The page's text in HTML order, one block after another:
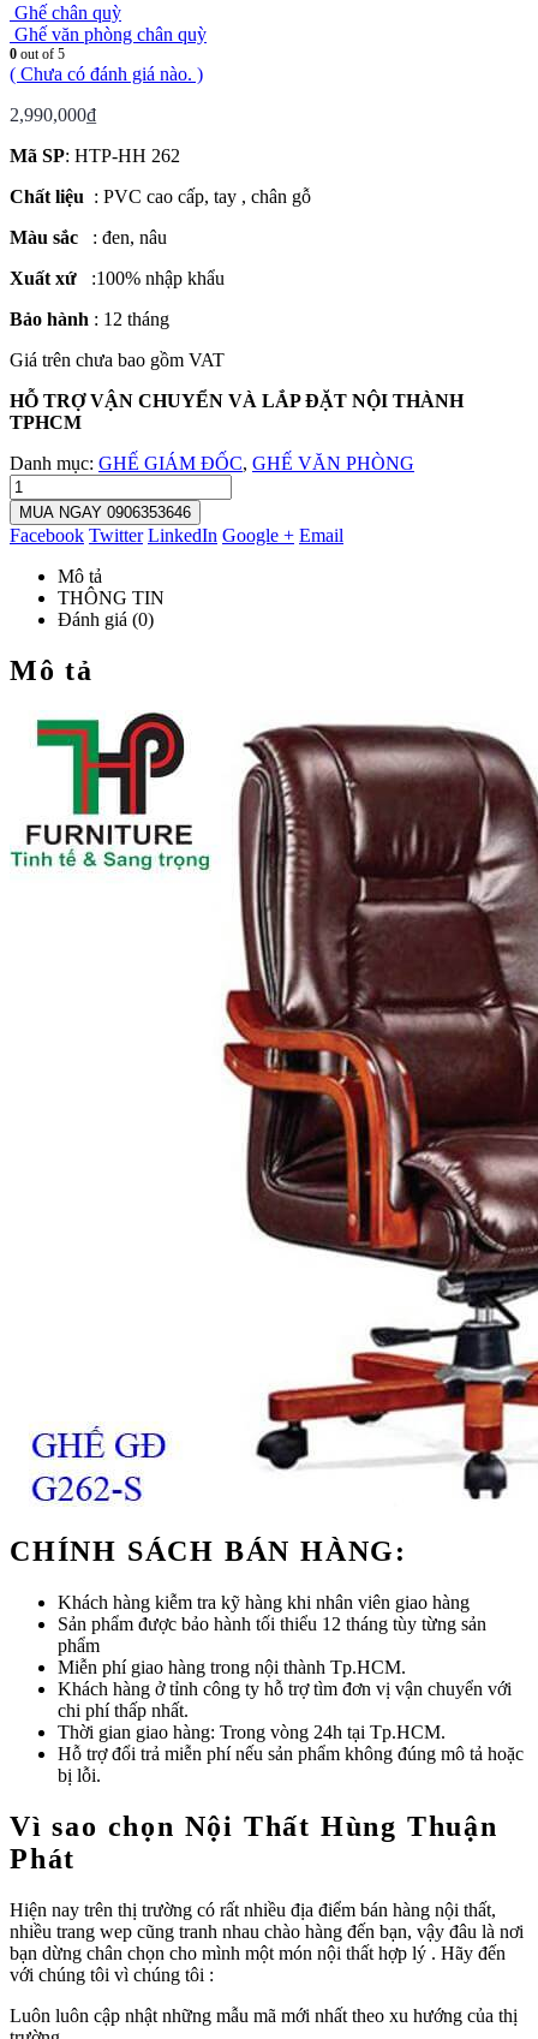
Ghế chân quỳ
Ghế văn phòng chân quỳ
0 out of 5
( Chưa có đánh giá nào. )
2,990,000₫
Mã SP: HTP-HH 262
Chất liệu : PVC cao cấp, tay , chân gỗ
Màu sắc
: đen, nâu
Xuất xứ
:100% nhập khẩu
Bảo hành : 12 tháng
Giá trên chưa bao gồm VAT
HỖ TRỢ VẬN CHUYỂN VÀ LẮP ĐẶT NỘI THÀNH
TPHCM
Danh mục: GHẾ GIÁM ĐỐC, GHẾ VĂN PHÒNG
MUA NGAY 0906353646
Facebook Twitter LinkedIn Google + Email
Mô tả
THÔNG TIN
Đánh giá (0)
Mô tả
CHÍNH SÁCH BÁN HÀNG:
Khách hàng kiễm tra kỹ hàng khi nhân viên giao hàng
Sản phẩm được bảo hành tối thiểu 12 tháng tùy từng sản
phẩm
Miễn phí giao hàng trong nội thành Tp.HCM.
Khách hàng ở tỉnh công ty hỗ trợ tìm đơn vị vận chuyển với
chi phí thấp nhất.
Thời gian giao hàng: Trong vòng 24h tại Tp.HCM.
Hỗ trợ đổi trả miễn phí nếu sản phẩm không đúng mô tả hoặc
bị lỗi.
Vì sao chọn Nội Thất Hùng Thuận
Phát
Hiện nay trên thị trường có rất nhiều địa điểm bán hàng nội thất,
nhiều trang wep cũng tranh nhau chào hàng đến bạn, vậy đâu là nơi
bạn dừng chân chọn cho mình một món nội thất hợp lý . Hãy đến
với chúng tôi vì chúng tôi :
Luôn luôn cập nhật những mẫu mã mới nhất theo xu hướng của thị